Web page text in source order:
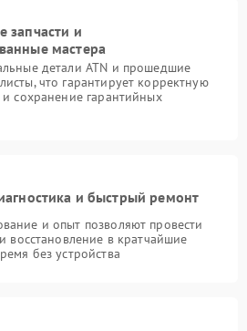
запчасти и
мастера
детали ATN и прошедшие
что гарантирует корректную
сохранение гарантийных
и быстрый ремонт
и опыт позволяют провести
восстановление в кратчайшие
без устройства